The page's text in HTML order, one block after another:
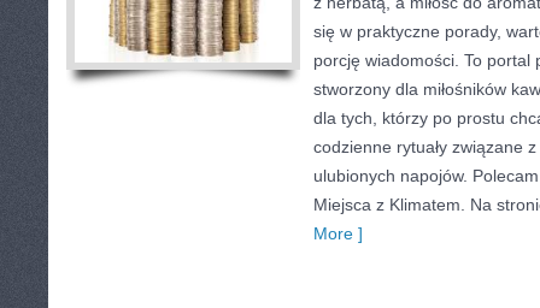
się w praktyczne porady,
porcję wiadomości. To portal
stworzony dla miłośników
dla tych, którzy po prostu
codzienne rytuały związane
ulubionych napojów.
Miejsca z Klimatem. Na
More ]